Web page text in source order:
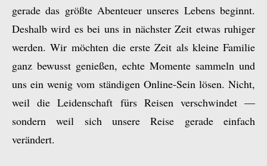
gerade das größte Abenteuer unseres Lebens beginnt.
Deshalb wird es bei uns in nächster Zeit etwas ruhiger
werden. Wir möchten die erste Zeit als kleine Familie
ganz bewusst genießen, echte Momente sammeln und
uns ein wenig vom ständigen Online-Sein lösen. Nicht,
weil die Leidenschaft fürs Reisen verschwindet —
sondern weil sich unsere Reise gerade einfach
verändert.